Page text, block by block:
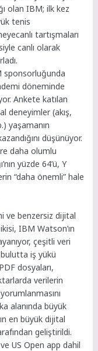
olan IBM; ilk kez
tenis
tartışmaları
canlı olarak
sponsorluğunda
döneminde
Ankete katılan
deneyimler (akış,
yaşamanın
düşünüyor.
daha olumlu
yüzde 64’ü, Y
“daha önemli” hale
ve benzersiz dijital
IBM Watson’ın
çeşitli veri
iş yükü
dosyaları,
verilerin
alanında büyük
en büyük dijital
geliştirildi.
US Open app dahil